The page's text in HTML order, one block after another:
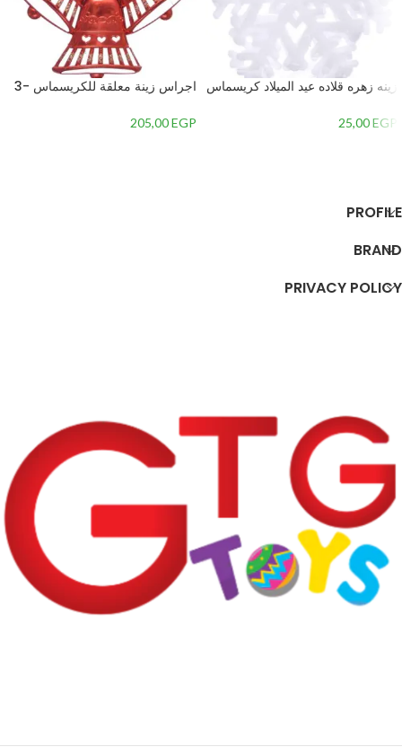
زينه زهره قلاده عيد الميلاد كريسماس
25,00EGP
اجراس زينة معلقة للكريسماس -3
205,00EGP
PROFILE
BRAND
PRIVACY POLICY